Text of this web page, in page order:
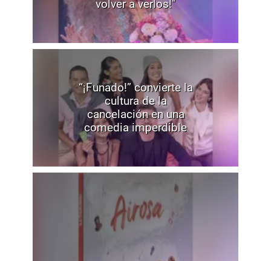
volver a verlos!"
“¡Funado!” convierte la
cultura de la
cancelación en una
comedia imperdible